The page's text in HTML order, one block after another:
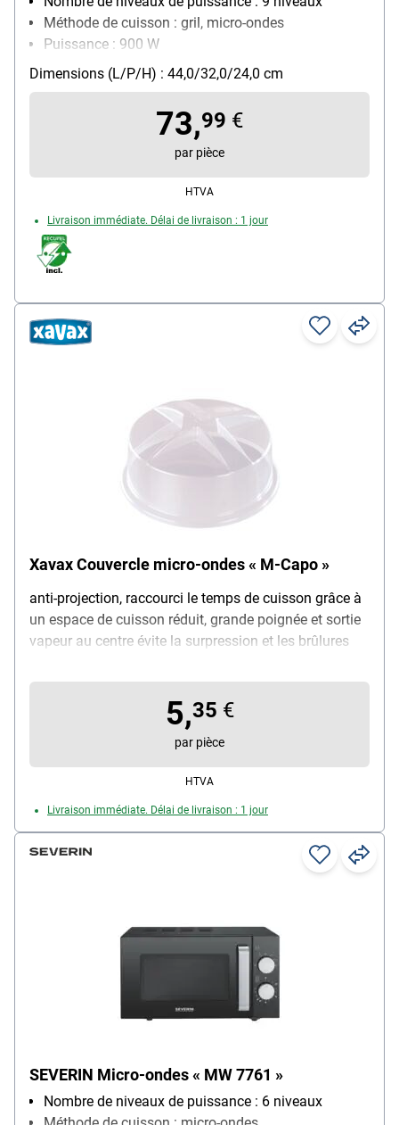
Méthode de cuisson : gril, micro-ondes
Puissance : 900 W
Équipement four micro-ondes : grille, plateau
tournant amovible, programme de décongélation,
minuterie manuelle
Dimensions (L/P/H) : 44,0/32,0/24,0 cm
73,99 €
par pièce
HTVA
Livraison immédiate. Délai de livraison : 1 jour
Xavax Couvercle micro-ondes « M-Capo »
anti-projection, raccourci le temps de cuisson grâce à
un espace de cuisson réduit, grande poignée et sortie
vapeur au centre évite la surpression et les brûlures
10,3 cm, plage de températures : -30°C à 110°C, neutre
en goût et en odeur : oui, convient aux aliments : oui
5,35 €
par pièce
HTVA
Livraison immédiate. Délai de livraison : 1 jour
SEVERIN Micro-ondes « MW 7761 »
Nombre de niveaux de puissance : 6 niveaux